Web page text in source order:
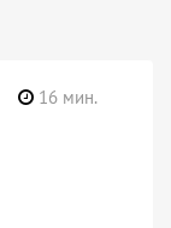
16 мин.